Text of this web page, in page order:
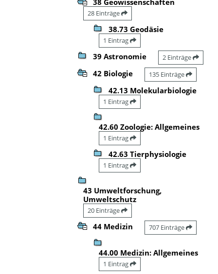
28 Einträge
38.73 Geodäsie
1 Eintrag
39 Astronomie 2 Einträge
42 Biologie 135 Einträge
42.13 Molekularbiologie
1 Eintrag
42.60 Zoologie: Allgemeines
1 Eintrag
42.63 Tierphysiologie
1 Eintrag
43 Umweltforschung,
Umweltschutz
20 Einträge
44 Medizin 707 Einträge
44.00 Medizin: Allgemeines
1 Eintrag